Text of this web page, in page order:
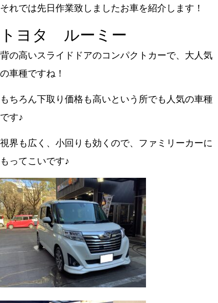
それでは先日作業致しましたお車を紹介します！
トヨタ ルーミー
背の高いスライドドアのコンパクトカーで、大人気
の車種ですね！
もちろん下取り価格も高いという所でも人気の車種
です♪
視界も広く、小回りも効くので、 ファミリーカーに
もってこいです♪